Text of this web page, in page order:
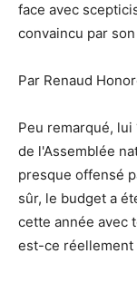
face avec
convaincu par
Par Renaud
Peu remarqué,
de l'Assemblée
presque offensé
sûr, le budget a
cette année avec
est-ce réellement